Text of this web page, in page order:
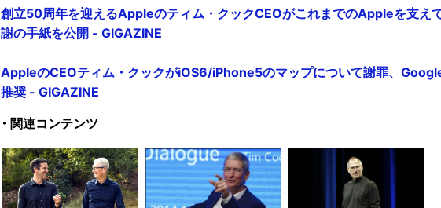
創立50周年を迎えるAppleのティム・クックCEOがこれまでのAppleを支え
謝の手紙を公開 - GIGAZINE
AppleのCEOティム・クックがiOS6/iPhone5のマップについて謝罪、
推奨 - GIGAZINE
・関連コンテンツ